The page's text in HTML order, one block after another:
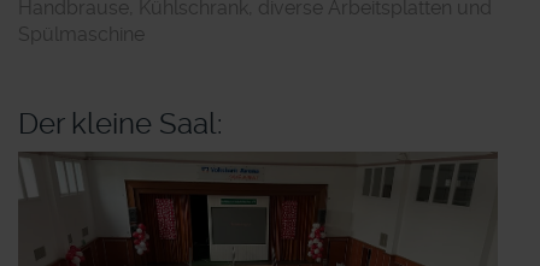
Handbrause, Kühlschrank, diverse Arbeitsplatten und
Spülmaschine
Der kleine Saal: